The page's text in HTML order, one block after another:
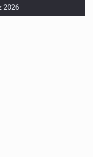
2026